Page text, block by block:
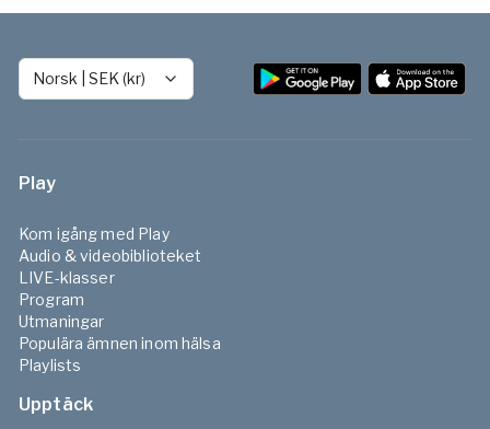
Norsk SEK (kr)
Play
Kom igång med Play
Audio & videobiblioteket
LIVE-klasser
Program
Utmaningar
Populära ämnen inom hälsa
Playlists
Upptäck